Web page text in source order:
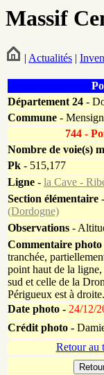
Massif
| Actualités |
Département24 -
Commune -
744 -
Nombre de voie(s)
Pk - 515,177
Ligne - la Cave -
Section élémentaire -
(Dordogne)
Observations -
Commentaire photo
tranchée,
point haut de la
sud et celle de la
Périgueux est à droite.
Date photo - 24/12/
Crédit photo -
Retour au